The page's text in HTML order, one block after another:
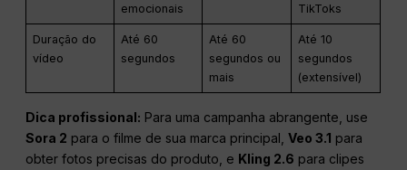
emocionais
TikToks
Duração do
vídeo
Até 60
segundos
Até 60
segundos ou
mais
Até 10
segundos
(extensível)
Dica profissional: Para uma campanha abrangente, use
Sora 2 para o filme de sua marca principal,Veo 3.1 para
obter fotos precisas do produto, e Kling 2.6 para clipes